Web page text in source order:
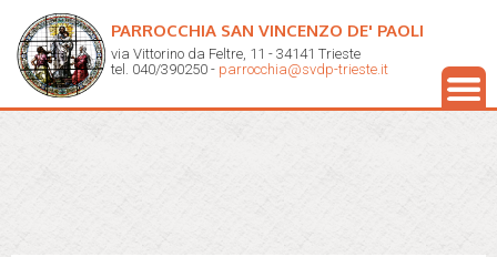
PARROCCHIA SAN VINCENZO DE' PAOLI
via Vittorino da Feltre, 11 - 34141 Trieste
tel. 040/390250 - parrocchia@svdp-trieste.it